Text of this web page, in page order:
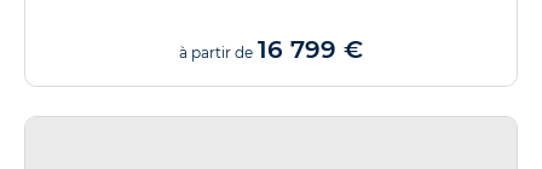
à partir de 16 799 €